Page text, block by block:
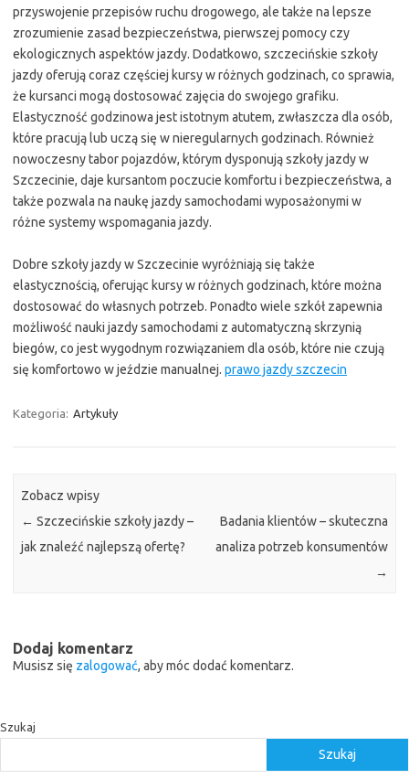
przyswojenie przepisów ruchu drogowego, ale także na lepsze
zrozumienie zasad bezpieczeństwa, pierwszej pomocy czy
ekologicznych aspektów jazdy. Dodatkowo, szczecińskie szkoły
jazdy oferują coraz częściej kursy w różnych godzinach, co sprawia,
że kursanci mogą dostosować zajęcia do swojego grafiku.
Elastyczność godzinowa jest istotnym atutem, zwłaszcza dla osób,
które pracują lub uczą się w nieregularnych godzinach. Również
nowoczesny tabor pojazdów, którym dysponują szkoły jazdy w
Szczecinie, daje kursantom poczucie komfortu i bezpieczeństwa, a
także pozwala na naukę jazdy samochodami wyposażonymi w
różne systemy wspomagania jazdy.
Dobre szkoły jazdy w Szczecinie wyróżniają się także
elastycznością, oferując kursy w różnych godzinach, które można
dostosować do własnych potrzeb. Ponadto wiele szkół zapewnia
możliwość nauki jazdy samochodami z automatyczną skrzynią
biegów, co jest wygodnym rozwiązaniem dla osób, które nie czują
się komfortowo w jeździe manualnej. prawo jazdy szczecin
Kategoria: Artykuły
Zobacz wpisy
← Szczecińskie szkoły jazdy –
jak znaleźć najlepszą ofertę?
Badania klientów – skuteczna
analiza potrzeb konsumentów
→
Dodaj komentarz
Musisz się zalogować, aby móc dodać komentarz.
Szukaj
Szukaj